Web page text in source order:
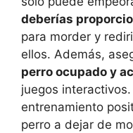
deberías
para morder y
ellos. Además,
perro ocupado y
juegos
entrenamiento
perro a dejar de